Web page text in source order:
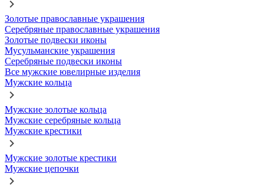
Золотые православные украшения
Серебряные православные украшения
Золотые подвески иконы
Мусульманские украшения
Серебряные подвески иконы
Все мужские ювелирные изделия
Мужские кольца
Мужские золотые кольца
Мужские серебряные кольца
Мужские крестики
Мужские золотые крестики
Мужские цепочки